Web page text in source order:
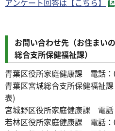
お問い合わせ先（お住まい
総合支所保健福祉課）
青葉区役所家庭健康課 電話
青葉区宮城総合支所保健福祉
表)
宮城野区役所家庭健康課 電
若林区役所家庭健康課 電話